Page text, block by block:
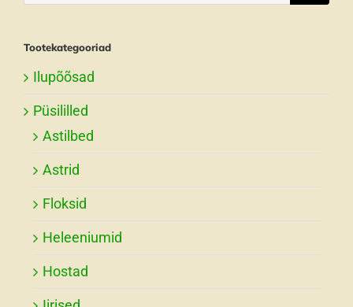
Tootekategooriad
Ilupõõsad
Püsililled
Astilbed
Astrid
Floksid
Heleeniumid
Hostad